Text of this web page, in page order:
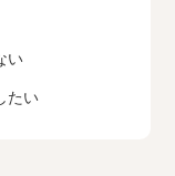
い
たい